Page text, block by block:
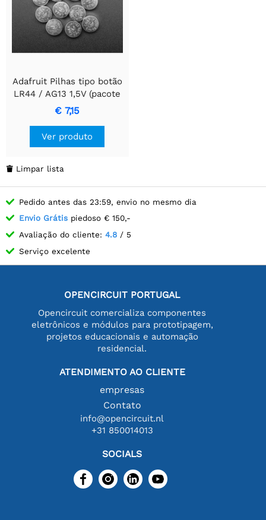
Adafruit Pilhas tipo botão
LR44 / AG13 1,5V (pacote
com 10)
€ 7,15
Ver produto
 Limpar lista
Pedido antes das 23:59, envio no mesmo dia
Envio Grátis piedoso € 150,-
Avaliação do cliente: 4.8 / 5
Serviço excelente
OPENCIRCUIT PORTUGAL
Opencircuit comercializa componentes
eletrônicos e módulos para prototipagem,
projetos educacionais e automação
residencial.
ATENDIMENTO AO CLIENTE
empresas
Contato
info@opencircuit.nl
+31 850014013
SOCIALS